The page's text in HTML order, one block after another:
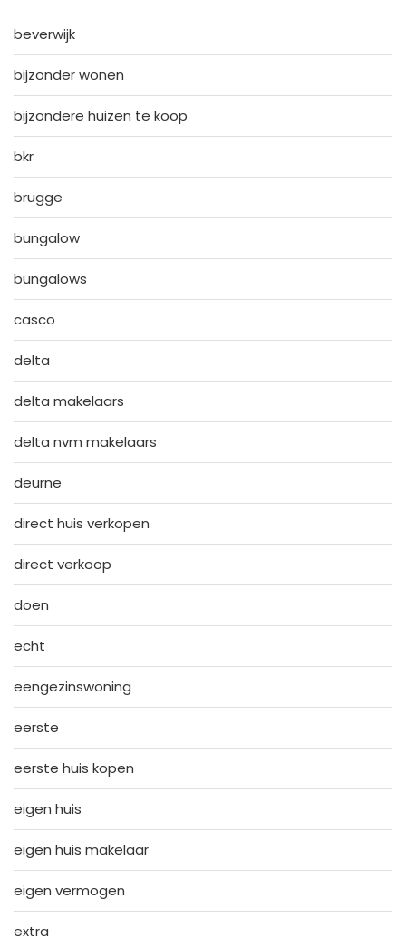
beverwijk
bijzonder wonen
bijzondere huizen te koop
bkr
brugge
bungalow
bungalows
casco
delta
delta makelaars
delta nvm makelaars
deurne
direct huis verkopen
direct verkoop
doen
echt
eengezinswoning
eerste
eerste huis kopen
eigen huis
eigen huis makelaar
eigen vermogen
extra